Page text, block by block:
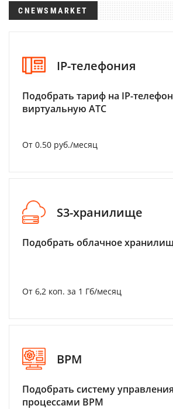
CNEWSMARKET
IP-телефония
Подобрать тариф на IP-
виртуальную АТС
От 0.50 руб./месяц
S3-хранилище
Подобрать облачное
От 6,2 коп. за 1 Гб/месяц
BPM
Подобрать систему
процессами BPM